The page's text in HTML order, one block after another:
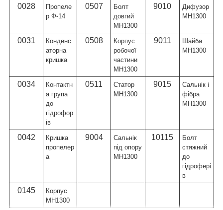
0028
Пропеле
р Ф-14
0507
Болт
довгий
MH1300
9010
Дифузор
МН1300
0031
Конденс
аторна
кришка
0508
Корпус
робочої
частини
MH1300
9011
Шайба
МН1300
0034
Контактн
а група
до
гідрофор
ів
0511
Статор
MH1300
9015
Сальнік і
фібра
МН1300
0042
Кришка
пропелер
а
9004
Сальнік
під опору
МН1300
10115
Болт
стяжний
до
гідрофері
в
0145
Корпус
МН1300